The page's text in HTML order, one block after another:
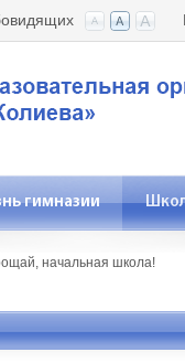
гимназии
начальная школа!